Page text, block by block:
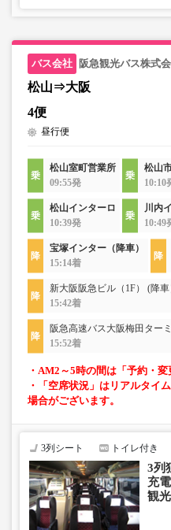
阪急観光バス株式
松山⇒大阪
4便
昼行便
松山室町営業所
09:55発
松山
10:10
松山インターロ
10:39発
川内
10:49
宝塚インター（降車）
15:14着
新大阪阪急ビル（1F） (降車
15:42着
阪急高速バス大阪梅田ター
15:52着
・AM2～5時の間は「予約・変
・「空席状況」はリアルタイ
場合がございます。
3列シート トイレ付き
3列
充
観